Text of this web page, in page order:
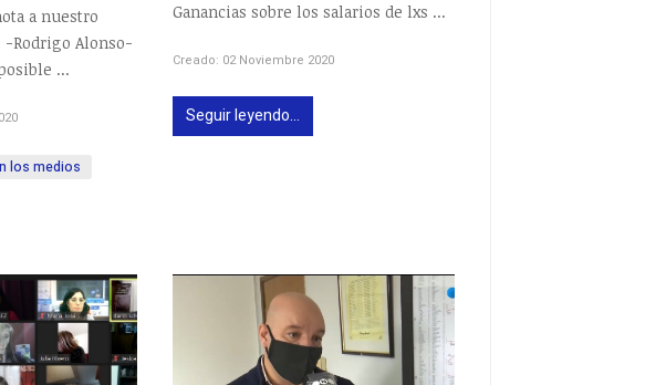
a nuestro
-Rodrigo Alonso-
...
los medios
Ganancias sobre los salarios de lxs ...
Creado: 02 Noviembre 2020
Seguir leyendo...